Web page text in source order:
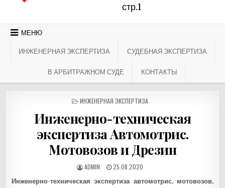
стр.1
МЕНЮ
ИНЖЕНЕРНАЯ ЭКСПЕРТИЗА СУДЕБНАЯ ЭКСПЕРТИЗА
В АРБИТРАЖНОМ СУДЕ КОНТАКТЫ
ОПУБЛИКОВАНО В
ИНЖЕНЕРНАЯ ЭКСПЕРТИЗА
Инженерно-техническая
экспертиза Автомотрис.
Мотовозов и Дрезин
АВТОР:
ADMIN ДАТА ПУБЛИКАЦИИ:
Инженерно-техническая экспертиза автомотрис, мотовозов,